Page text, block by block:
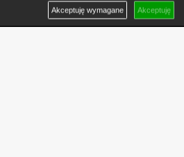
Akceptuję wymagane Akceptuję